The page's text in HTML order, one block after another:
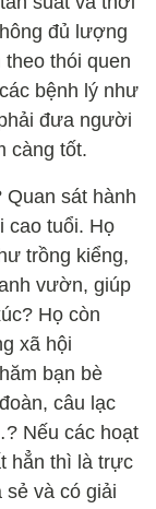
đủ lượng
thói quen
bệnh lý như
đưa người
càng tốt.
Quan sát hành
cao tuổi. Họ
trồng kiểng,
vườn, giúp
Họ còn
xã hội
bạn bè
câu lạc
Nếu các hoạt
hẳn thì là trực
sẻ và có giải